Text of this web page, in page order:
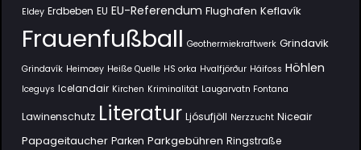
Eldey Erdbeben EU EU-Referendum Flughafen Keflavík
Frauenfußball Geothermiekraftwerk Grindavik
Grindavík Heimaey Heiße Quelle HS orka Hvalfjörður Háifoss Höhlen
Iceguys Icelandair Kirchen Kriminalität Laugarvatn Fontana
Lawinenschutz Literatur Ljósufjöll Nerzzucht Niceair
Papageitaucher Parken Parkgebühren Ringstraße